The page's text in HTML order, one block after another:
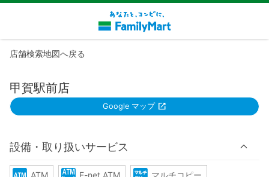
店舗検索地図へ戻る
甲賀駅前店
Google マップ
設備・取り扱いサービス